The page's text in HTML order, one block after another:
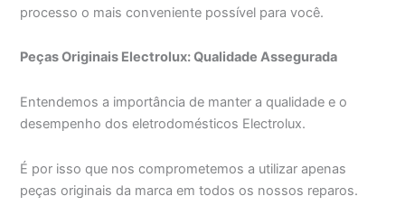
processo o mais conveniente possível para você.
Peças Originais Electrolux: Qualidade Assegurada
Entendemos a importância de manter a qualidade e o
desempenho dos eletrodomésticos Electrolux.
É por isso que nos comprometemos a utilizar apenas
peças originais da marca em todos os nossos reparos.